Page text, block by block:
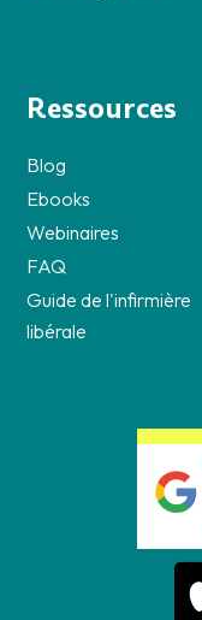
Ressources
Blog
Ebooks
Webinaires
FAQ
Guide de l'infirmière
libérale